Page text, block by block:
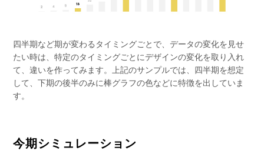
四半期など期が変わるタイミングごとで、データの変化を見せ
たい時は、特定のタイミングごとにデザインの変化を取り入れ
て、違いを作ってみます。上記のサンプルでは、四半期を想定
して、下期の後半のみに棒グラフの色などに特徴を出していま
す。
今期シミュレーション